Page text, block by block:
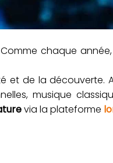
chaque
et de la découverte.
musique
via la plateforme